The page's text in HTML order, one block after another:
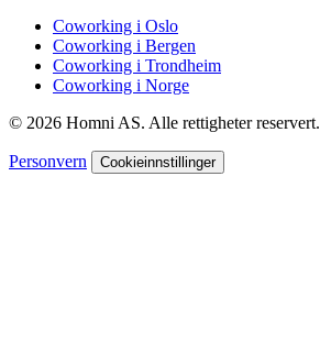
Coworking i Oslo
Coworking i Bergen
Coworking i Trondheim
Coworking i Norge
© 2026 Homni AS. Alle rettigheter reservert.
Personvern Cookieinnstillinger